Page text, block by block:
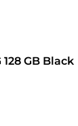
GB Black